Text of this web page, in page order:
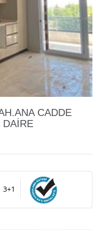
CADDE
DAİRE
3+1